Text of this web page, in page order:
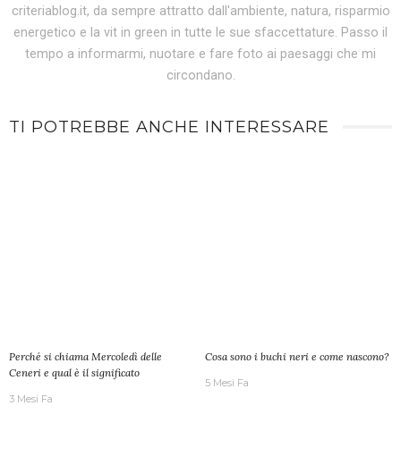
criteriablog.it, da sempre attratto dall'ambiente, natura, risparmio
energetico e la vit in green in tutte le sue sfaccettature. Passo il
tempo a informarmi, nuotare e fare foto ai paesaggi che mi
circondano.
TI POTREBBE ANCHE INTERESSARE
Perché si chiama Mercoledì delle
Ceneri e qual è il significato
3 Mesi Fa
Cosa sono i buchi neri e come nascono?
5 Mesi Fa